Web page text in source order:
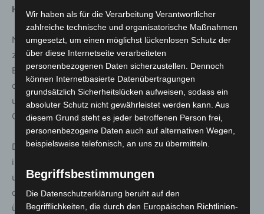
Hintergrund MIT:
Nachdem die 50 großen Niedersächsischen Impfzentren
zum 1. September 2021 auf Wunsch des damaligen
Bundesgesundheitsministers geschlossen wurden, hatte
das Land ab Oktober gemeinsam mit den Landkreisen
und kreisfreien Städten eine neue Infrastruktur für die
COVID-Schutzimpfungen aufgebaut.
Die mobilen Impfteams der Kommunen sollten
insbesondere aufsuchende Impfaktionen durchführen
und das Angebot des niedergelassenen Systems sowie
der betriebsärztlichen Dienste ergänzen. Das Land
übernahm dabei die Finanzierung der Teams, die
Wir haben als für die Verarbeitung Verantwortlicher
zahlreiche technische und organisatorische Maßnahmen
umgesetzt, um einen möglichst lückenlosen Schutz der
über diese Internetseite verarbeiteten
personenbezogenen Daten sicherzustellen. Dennoch
können Internetbasierte Datenübertragungen
grundsätzlich Sicherheitslücken aufweisen, sodass ein
absoluter Schutz nicht gewährleistet werden kann. Aus
diesem Grund steht es jeder betroffenen Person frei,
personenbezogene Daten auch auf alternativen Wegen,
beispielsweise telefonisch, an uns zu übermitteln.
Begriffsbestimmungen
Die Datenschutzerklärung beruht auf den
Begrifflichkeiten, die durch den Europäischen Richtlinien-